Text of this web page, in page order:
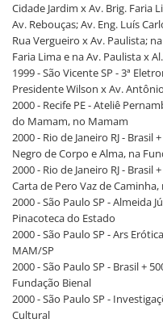
Cidade Jardim x Av. Brig. Faria
Av. Rebouças; Av. Eng. Luís
Rua Vergueiro x Av. Paulista;
Faria Lima e na Av. Paulista x
1999 - São Vicente SP - 3ª
Presidente Wilson x Av.
2000 - Recife PE - Ateliê
do Mamam, no Mamam
2000 - Rio de Janeiro RJ -
Negro de Corpo e Alma, na
2000 - Rio de Janeiro RJ -
Carta de Pero Vaz de
2000 - São Paulo SP - Almeida
Pinacoteca do Estado
2000 - São Paulo SP - Ars
MAM/SP
2000 - São Paulo SP - Brasil +
Fundação Bienal
2000 - São Paulo SP -
Cultural